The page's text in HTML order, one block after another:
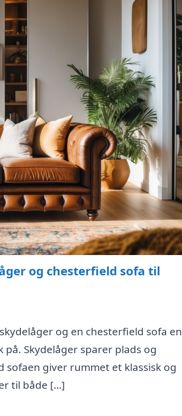
og chesterfield sofa til
og en chesterfield sofa en
Skydelåger sparer plads og
giver rummet et klassisk og
til både […]